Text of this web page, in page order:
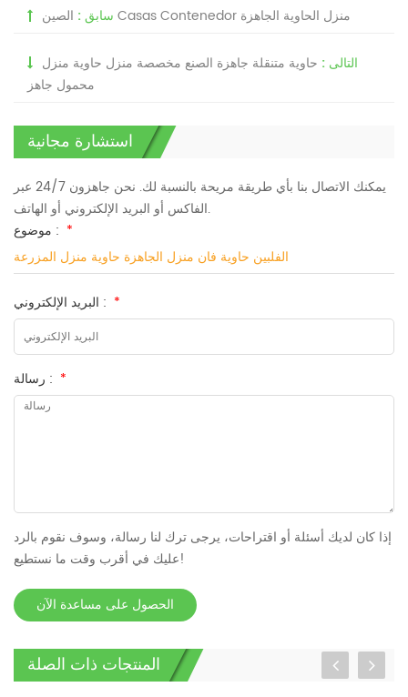
سابق : الصين Casas Contenedor منزل الحاوية الجاهزة
التالى : حاوية متنقلة جاهزة الصنع مخصصة منزل حاوية منزل
محمول جاهز
استشارة مجانية
يمكنك الاتصال بنا بأي طريقة مريحة بالنسبة لك. نحن جاهزون 24/7 عبر
الفاكس أو البريد الإلكتروني أو الهاتف.
موضوع : *
الفلبين حاوية فان منزل الجاهزة حاوية منزل المزرعة
البريد الإلكتروني : *
رسالة : *
إذا كان لديك أسئلة أو اقتراحات، يرجى ترك لنا رسالة، وسوف نقوم بالرد
عليك في أقرب وقت ما نستطيع!
الحصول على مساعدة الآن
المنتجات ذات الصلة